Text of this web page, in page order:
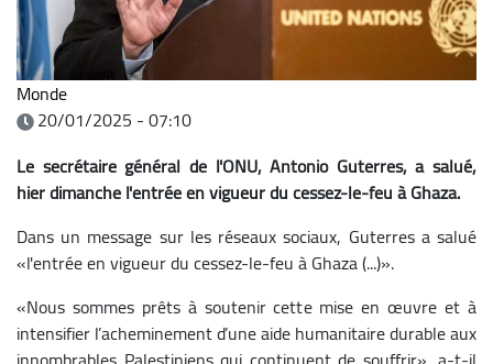
Monde
20/01/2025 - 07:10
Le secrétaire général de l'ONU, Antonio Guterres, a salué,
hier dimanche l'entrée en vigueur du cessez-le-feu à Ghaza.
Dans un message sur les réseaux sociaux, Guterres a salué
«l'entrée en vigueur du cessez-le-feu à Ghaza (...)».
«Nous sommes prêts à soutenir cette mise en œuvre et à
intensifier l’acheminement d’une aide humanitaire durable aux